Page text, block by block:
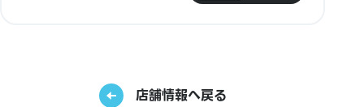
店舗情報へ戻る